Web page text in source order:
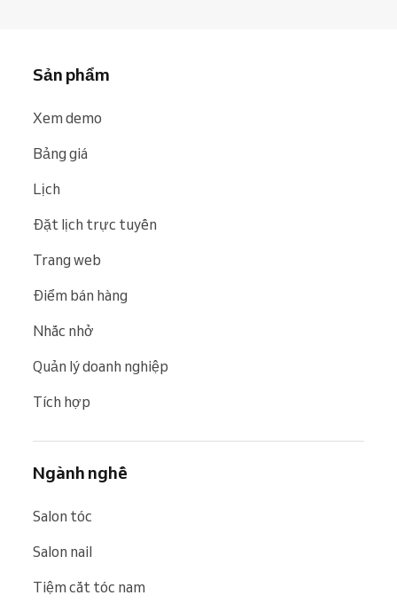
Sản phẩm
Xem demo
Bảng giá
Lịch
Đặt lịch trực tuyến
Trang web
Điểm bán hàng
Nhắc nhở
Quản lý doanh nghiệp
Tích hợp
Ngành nghề
Salon tóc
Salon nail
Tiệm cắt tóc nam